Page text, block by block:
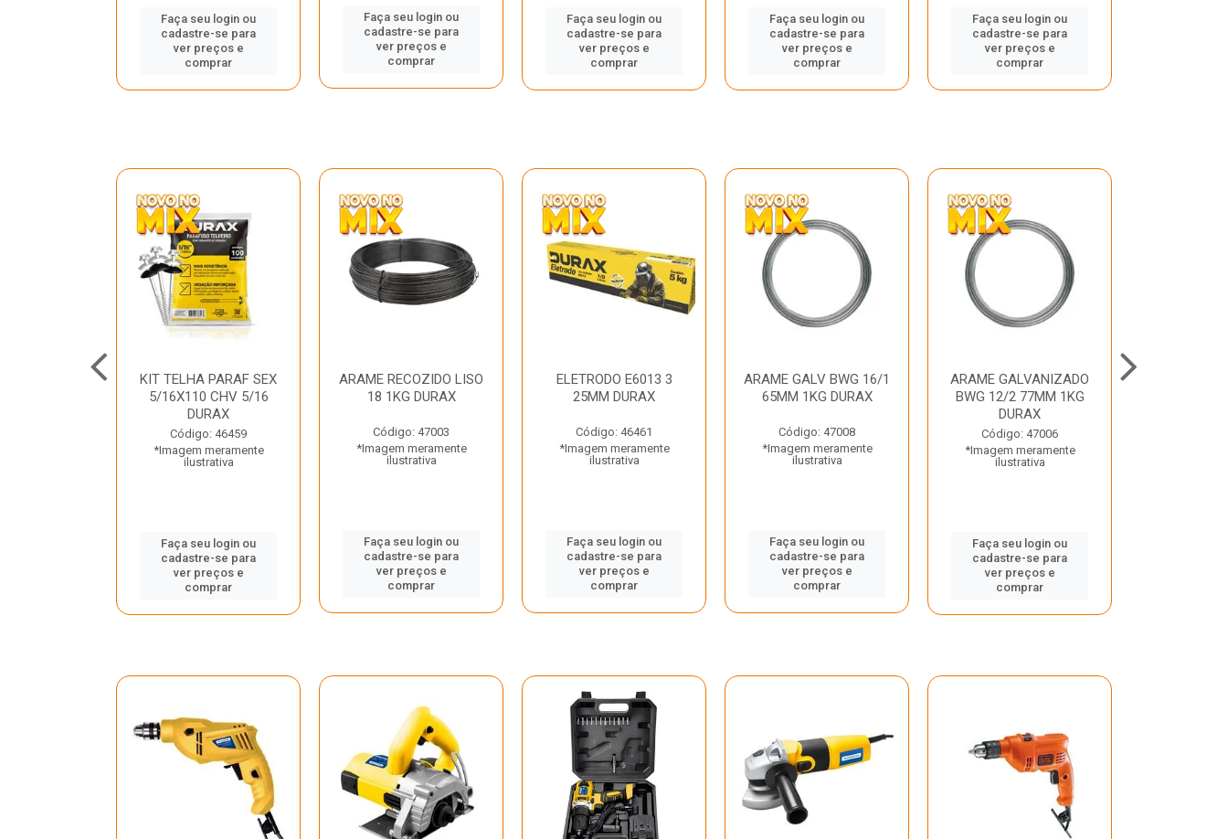
Faça seu login ou
cadastre-se para
ver preços e
comprar
Faça seu login ou
cadastre-se para
ver preços e
comprar
Faça seu login ou
cadastre-se para
ver preços e
comprar
Faça seu login ou
cadastre-se para
ver preços e
comprar
Faça seu login ou
cadastre-se para
ver preços e
comprar
KIT TELHA PARAF SEX
5/16X110 CHV 5/16
DURAX
Código: 46459
*Imagem meramente
ilustrativa
Faça seu login ou
cadastre-se para
ver preços e
comprar
ARAME RECOZIDO LISO
18 1KG DURAX
Código: 47003
*Imagem meramente
ilustrativa
Faça seu login ou
cadastre-se para
ver preços e
comprar
ELETRODO E6013 3
25MM DURAX
Código: 46461
*Imagem meramente
ilustrativa
Faça seu login ou
cadastre-se para
ver preços e
comprar
ARAME GALV BWG 16/1
65MM 1KG DURAX
Código: 47008
*Imagem meramente
ilustrativa
Faça seu login ou
cadastre-se para
ver preços e
comprar
ARAME GALVANIZADO
BWG 12/2 77MM 1KG
DURAX
Código: 47006
*Imagem meramente
ilustrativa
Faça seu login ou
cadastre-se para
ver preços e
comprar